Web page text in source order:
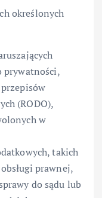
określonych
prywatności,
(RODO),
w
takich
prawnej,
do sądu lub